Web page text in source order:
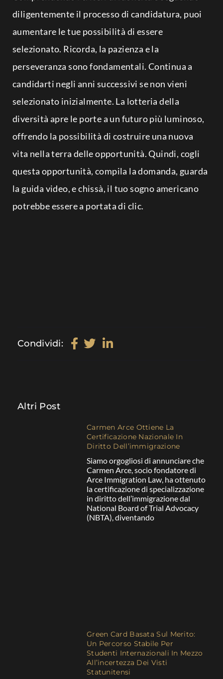
diligentemente il processo di candidatura, puoi
aumentare le tue possibilità di essere
selezionato. Ricorda, la pazienza e la
perseveranza sono fondamentali. Continua a
candidarti negli anni successivi se non vieni
selezionato inizialmente. La lotteria della
diversità apre le porte a un futuro più luminoso,
offrendo la possibilità di costruire una nuova
vita nella terra delle opportunità. Quindi, cogli
questa opportunità, compila la domanda, guarda
la guida video, e chissà, il tuo sogno americano
potrebbe essere a portata di clic.
Condividi:
Altri Post
Carmen Arce Ottiene La
Certificazione Nazionale In
Diritto Dell’immigrazione
Siamo orgogliosi di annunciare che
Carmen Arce, socio fondatore di
Arce Immigration Law, ha ottenuto
la certificazione di specializzazione
in diritto dell’immigrazione dal
National Board of Trial Advocacy
(NBTA), diventando
Green Card Basata Sul Merito:
Un Percorso Stabile Per
Studenti Internazionali In Mezzo
All’incertezza Dei Visti
Statunitensi